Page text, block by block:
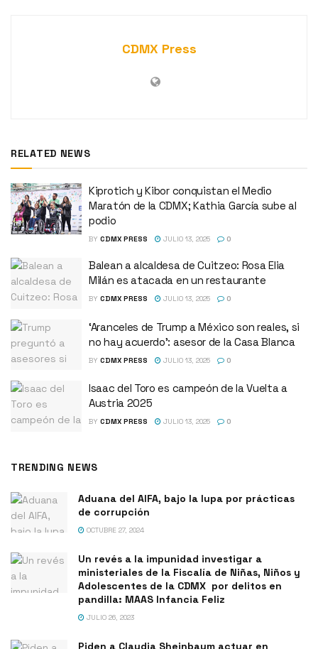
CDMX Press
RELATED NEWS
Kiprotich y Kibor conquistan el Medio
Maratón de la CDMX; Kathia García sube al
podio
BY CDMX PRESS JULIO 13, 2025 0
Balean a alcaldesa de Cuitzeo: Rosa Elia
Milán es atacada en un restaurante
BY CDMX PRESS JULIO 13, 2025 0
‘Aranceles de Trump a México son reales, si
no hay acuerdo’: asesor de la Casa Blanca
BY CDMX PRESS JULIO 13, 2025 0
Isaac del Toro es campeón de la Vuelta a
Austria 2025
BY CDMX PRESS JULIO 13, 2025 0
TRENDING NEWS
Aduana del AIFA, bajo la lupa por prácticas
de corrupción
OCTUBRE 27, 2024
Un revés a la impunidad investigar a
ministeriales de la Fiscalía de Niñas, Niños y
Adolescentes de la CDMX por delitos en
pandilla: MAAS Infancia Feliz
JULIO 26, 2023
Piden a Claudia Sheinbaum actuar en